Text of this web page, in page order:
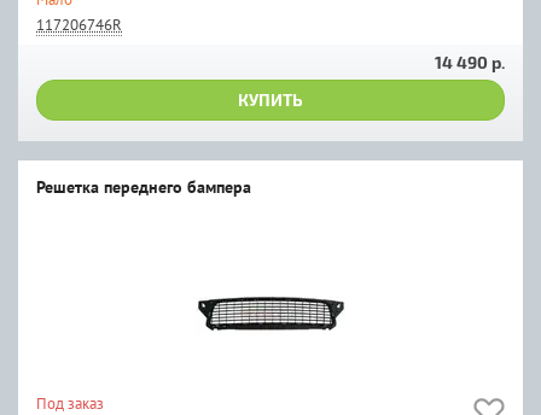
117206746R
14 490 р.
КУПИТЬ
Решетка переднего бампера
Под заказ